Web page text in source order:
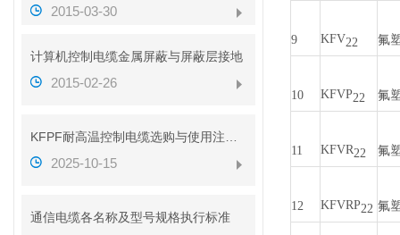
2015-03-30
计算机控制电缆金属屏蔽与屏蔽层接地
2015-02-26
2025-10-15
通信电缆各名称及型号规格执行标准
9 KFV22 氟
10 KFVP22 氟
11 KFVR22 氟
12 KFVRP22 氟